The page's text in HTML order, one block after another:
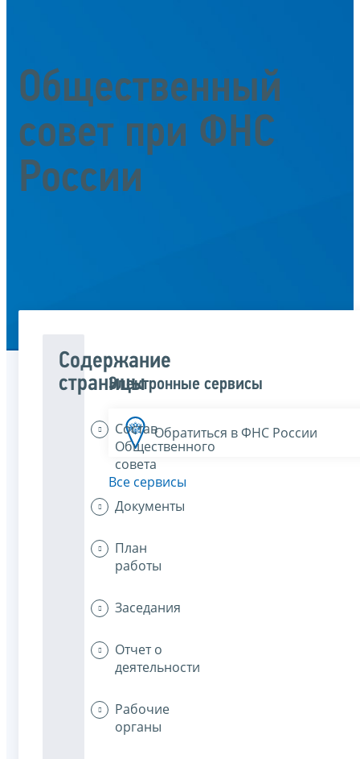
Общественный
совет при ФНС
России
Содержание
страницы
Состав
Общественного
совета
Документы
План
работы
Заседания
Отчет о
деятельности
Рабочие
органы
Электронные сервисы
Обратиться в ФНС России
Все сервисы